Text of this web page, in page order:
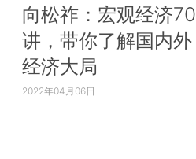
向松祚：宏观经济70
讲，带你了解国内外
经济大局
2022年04月06日